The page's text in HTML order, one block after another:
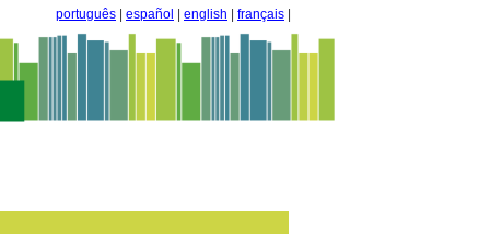
português español english français